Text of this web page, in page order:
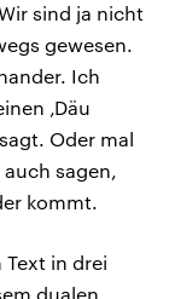
sind ja nicht
gewesen.
Ich
‚Däu
Oder mal
sagen,
kommt.
in drei
dualen